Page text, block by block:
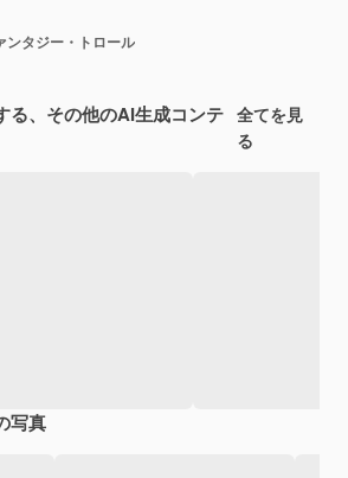
ンタジー・トロール
る、その他のAI生成コンテ 全てを見
る
写真